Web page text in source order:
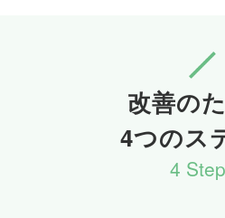
改善の
4つのス
4